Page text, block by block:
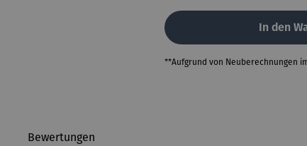
In den
**Aufgrund von Neuberechnungen
Bewertungen